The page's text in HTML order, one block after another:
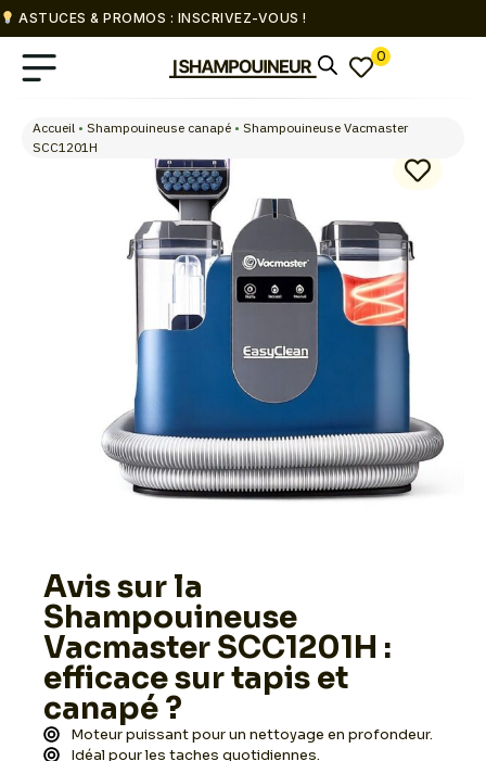
ASTUCES & PROMOS : INSCRIVEZ-VOUS !
0
Accueil • Shampouineuse canapé • Shampouineuse Vacmaster
SCC1201H
Avis sur la
Shampouineuse
Vacmaster SCC1201H :
efficace sur tapis et
canapé ?
Moteur puissant pour un nettoyage en profondeur.
Idéal pour les taches quotidiennes.